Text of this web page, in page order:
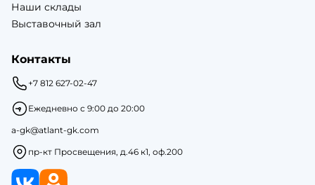
Наши склады
Выставочный зал
Контакты
+7 812 627-02-47
Ежедневно с 9:00 до 20:00
a-gk@atlant-gk.com
пр-кт Просвещения, д.46 к1, оф.200